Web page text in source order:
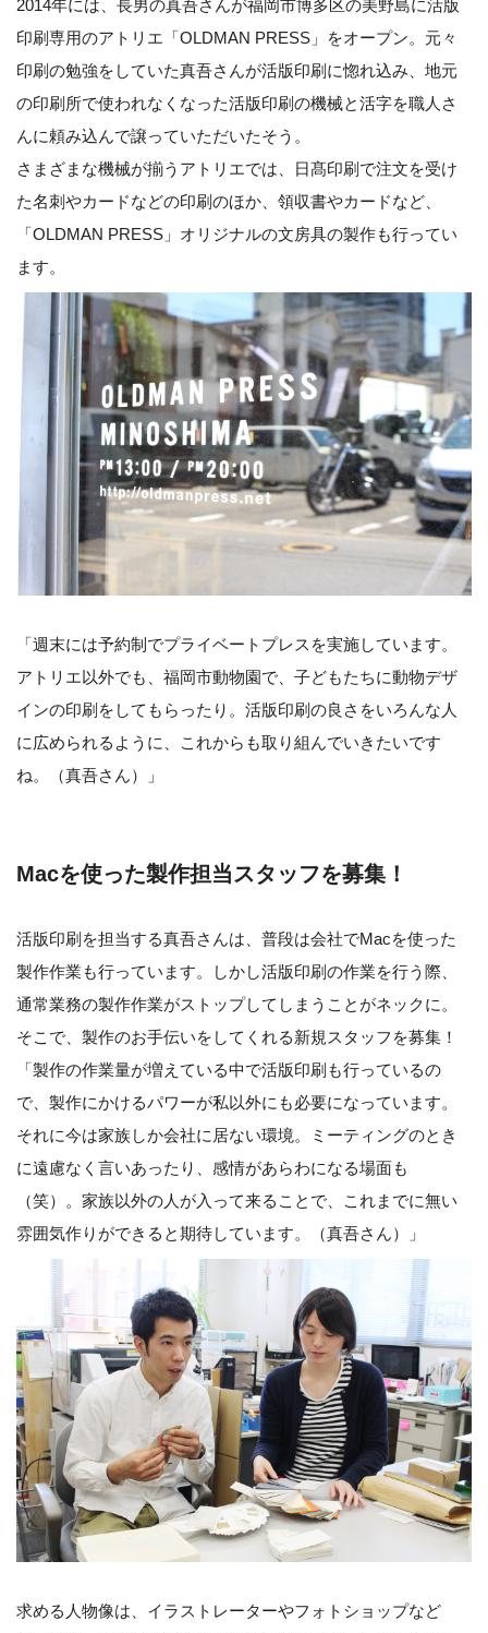
2014年には、長男の真吾さんが福岡市博多区の美野島に活版
印刷専用のアトリエ「OLDMAN PRESS」をオープン。元々
印刷の勉強をしていた真吾さんが活版印刷に惚れ込み、地元
の印刷所で使われなくなった活版印刷の機械と活字を職人さ
んに頼み込んで譲っていただいたそう。
さまざまな機械が揃うアトリエでは、日髙印刷で注文を受け
た名刺やカードなどの印刷のほか、領収書やカードなど、
「OLDMAN PRESS」オリジナルの文房具の製作も行ってい
ます。
「週末には予約制でプライベートプレスを実施しています。
アトリエ以外でも、福岡市動物園で、子どもたちに動物デザ
インの印刷をしてもらったり。活版印刷の良さをいろんな人
に広められるように、これからも取り組んでいきたいです
ね。（真吾さん）」
Macを使った製作担当スタッフを募集！
活版印刷を担当する真吾さんは、普段は会社でMacを使った
製作作業も行っています。しかし活版印刷の作業を行う際、
通常業務の製作作業がストップしてしまうことがネックに。
そこで、製作のお手伝いをしてくれる新規スタッフを募集！
「製作の作業量が増えている中で活版印刷も行っているの
で、製作にかけるパワーが私以外にも必要になっています。
それに今は家族しか会社に居ない環境。ミーティングのとき
に遠慮なく言いあったり、感情があらわになる場面も
（笑）。家族以外の人が入って来ることで、これまでに無い
雰囲気作りができると期待しています。（真吾さん）」
求める人物像は、イラストレーターやフォトショップなど